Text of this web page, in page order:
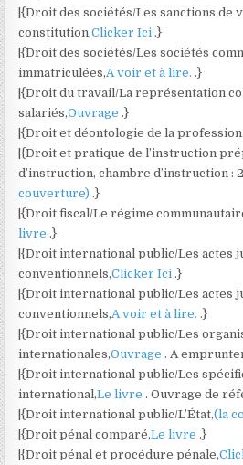
|{Droit des sociétés/Les sanctions de
constitution,Clicker Ici .}
|{Droit des sociétés/Les sociétés
immatriculées,A voir et à lire. .}
|{Droit du travail/La représentation
salariés,Ouvrage .}
|{Droit et déontologie de la profession
|{Droit et pratique de l’instruction
d’instruction, chambre d’instruction :
couverture) .}
|{Droit fiscal/Le régime
livre .}
|{Droit international public/Les actes
conventionnels,Clicker Ici .}
|{Droit international public/Les actes
conventionnels,A voir et à lire. .}
|{Droit international public/Les
internationales,Ouvrage . A
|{Droit international public/Les
international,Le livre . Ouvrage de
|{Droit international public/L’État,(la
|{Droit pénal comparé,Le livre .}
|{Droit pénal et procédure pénale,